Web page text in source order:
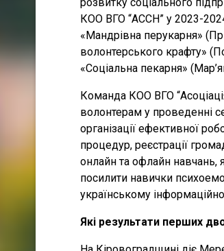
КОО ВГО “АССН” у 2023-
«Мандрівна перукарня»
волонтерського крафту»
«Соціальна пекарня»
Команда КОО ВГО
волонтерам у проведенні
організації ефективної
процедур, реєстрації
онлайн та офлайн навчань,
посилити навички
українському
Які результати перших